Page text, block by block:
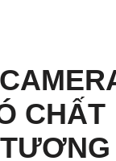
CHẤT